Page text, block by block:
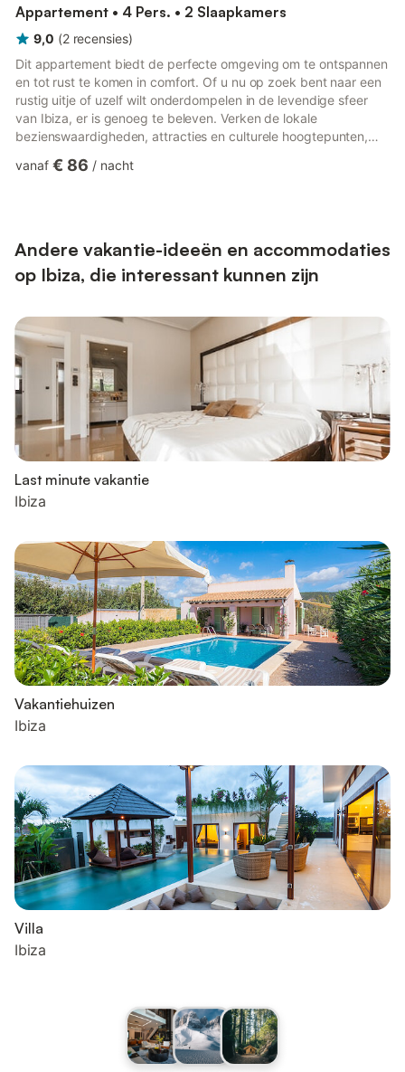
Appartement • 4 Pers. • 2 Slaapkamers
9,0 (2 recensies)
Dit appartement biedt de perfecte omgeving om te ontspannen
en tot rust te komen in comfort. Of u nu op zoek bent naar een
rustig uitje of uzelf wilt onderdompelen in de levendige sfeer
van Ibiza, er is genoeg te beleven. Verken de lokale
bezienswaardigheden, attracties en culturele hoogtepunten,
keuken. - Internettoegang en tv. - 2 slaapkamers en 2
accommodatie. Loka...
vanaf € 86 / nacht
Andere vakantie-ideeën en accommodaties
op Ibiza, die interessant kunnen zijn
Last minute vakantie
Ibiza
Vakantiehuizen
Ibiza
Villa
Ibiza